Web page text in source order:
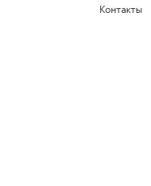
Контакты